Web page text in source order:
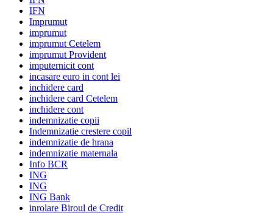
IFN
Imprumut
imprumut
imprumut Cetelem
imprumut Provident
imputernicit cont
incasare euro in cont lei
inchidere card
inchidere card Cetelem
inchidere cont
indemnizatie copii
Indemnizatie crestere copil
indemnizatie de hrana
indemnizatie maternala
Info BCR
ING
ING
ING Bank
inrolare Biroul de Credit